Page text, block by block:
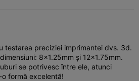
testarea preciziei imprimantei dvs. 3d.
8x1.25mm și 12x1.75mm.
se potrivesc între ele, atunci
formă excelentă!